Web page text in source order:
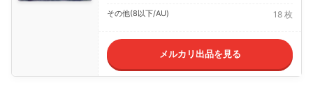
その他(8以下/AU) 18 枚
メルカリ出品を見る